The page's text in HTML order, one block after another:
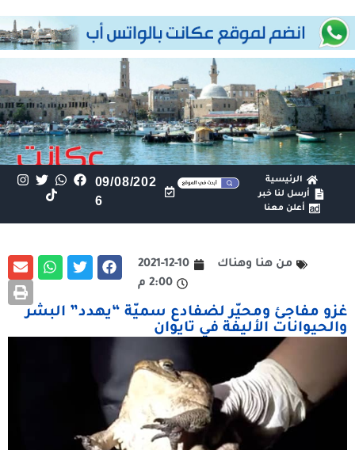
الرئيسية
أرسل لنا خبر
أعلن معنا
09/08/202
6
من هنا وهناك
2021-12-10
2:00 م
غزو مفاجئ ومحيّر لضفادع سميّة “يهدد” البشر
والحيوانات الأليفة في تايوان